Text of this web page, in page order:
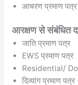
आचरण प्रमाण
आरक्षण से संबंधित
जाति प्रमाण पत्र
EWS प्रमाण पत्र
Residential/
दिव्यांग प्रमाण